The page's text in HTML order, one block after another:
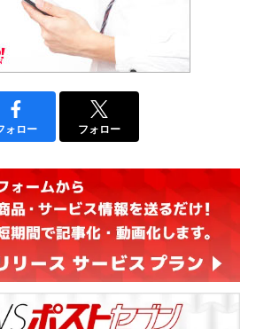
ォロー フォロー